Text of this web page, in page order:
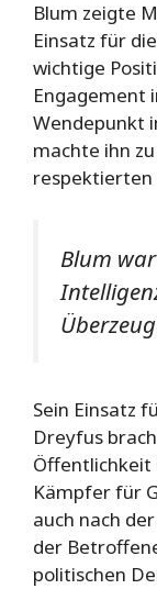
Blum zeigte
Einsatz für
wichtige
Engagement
Wendepunkt
machte ihn
respektierten
Blum
Sein Einsatz
Dreyfus
Öffentlichkeit
Kämpfer für
auch nach
der
politischen